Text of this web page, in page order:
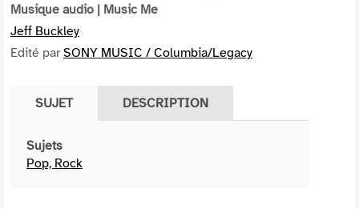
Musique audio | Music Me
Jeff Buckley
Edité parSONY MUSIC / Columbia/Legacy
SUJET DESCRIPTION
Sujets
Pop, Rock